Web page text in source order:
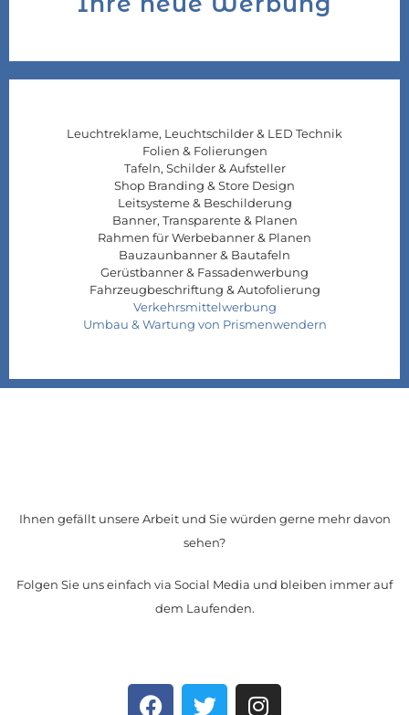
Leuchtreklame, Leuchtschilder & LED Technik
Folien & Folierungen
Tafeln, Schilder & Aufsteller
Shop Branding & Store Design
Leitsysteme & Beschilderung
Banner, Transparente & Planen
Rahmen für Werbebanner & Planen
Bauzaunbanner & Bautafeln
Gerüstbanner & Fassadenwerbung
Fahrzeugbeschriftung & Autofolierung
Verkehrsmittelwerbung
Umbau & Wartung von Prismenwendern
Ihnen gefällt unsere Arbeit und Sie würden gerne mehr davon
sehen?
Folgen Sie uns einfach via Social Media und bleiben immer auf
dem Laufenden.